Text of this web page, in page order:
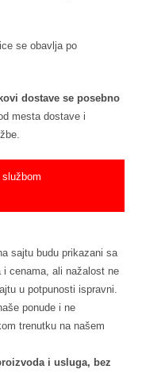
se obavlja po
dostave se posebno
mesta dostave i
službom
sajtu budu prikazani sa
cenama, ali nažalost ne
u potpunosti ispravni.
ponude i ne
trenutku na našem
i usluga, bez